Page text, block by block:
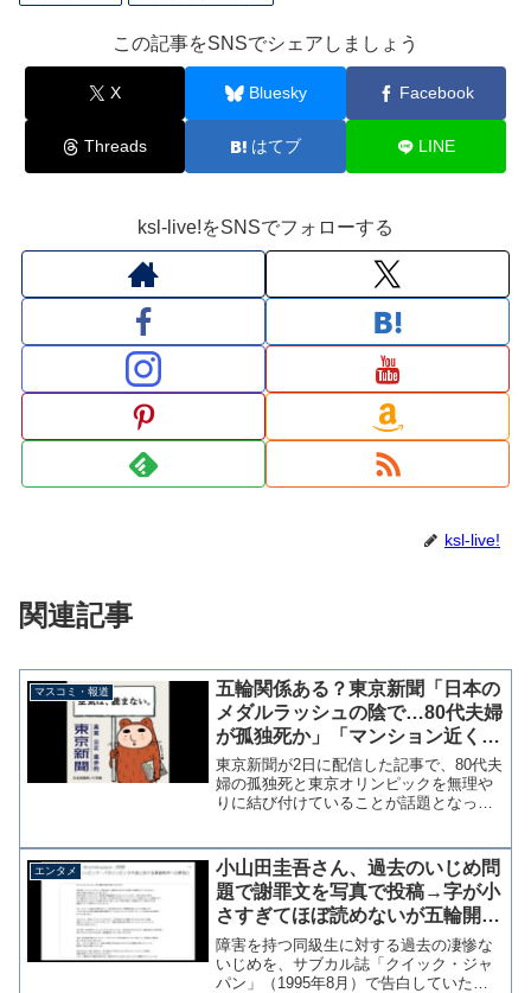
この記事をSNSでシェアしましょう
X Bluesky Facebook
Threads はてブ LINE
ksl-live!をSNSでフォローする
ksl-live!
関連記事
マスコミ・報道
五輪関係ある？東京新聞「日本の
メダルラッシュの陰で…80代夫婦
が孤独死か」「マンション近くに
は”東京２０２０”と描かれた看板
が」「同じマンションの男性は五
輪中継を見ていた」
東京新聞が2日に配信した記事で、80代夫
婦の孤独死と東京オリンピックを無理や
りに結び付けていることが話題となって
か」とされているが、この夫婦がなくな
ったことと五輪に関連...
エンタメ
小山田圭吾さん、過去のいじめ問
題で謝罪文を写真で投稿→字が小
さすぎてほぼ読めないが五輪開会
式の楽曲担当は辞任しないらしい
障害を持つ同級生に対する過去の凄惨な
いじめを、サブカル誌「クイック・ジャ
パン」（1995年8月）で告白していたこ